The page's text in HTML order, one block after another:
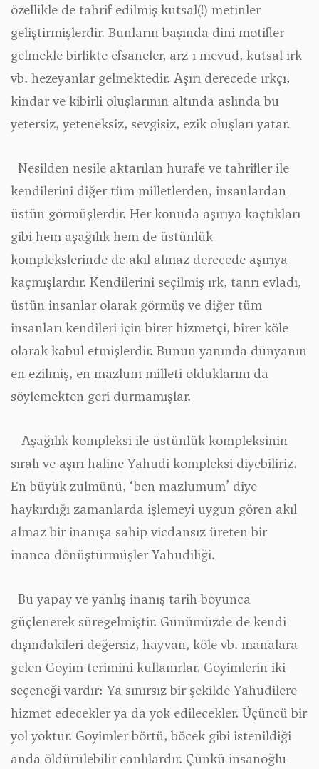
özellikle de tahrif edilmiş kutsal(!) metinler
geliştirmişlerdir. Bunların başında dini motifler
gelmekle birlikte efsaneler, arz-ı mevud, kutsal ırk
vb. hezeyanlar gelmektedir. Aşırı derecede ırkçı,
kindar ve kibirli oluşlarının altında aslında bu
yetersiz, yeteneksiz, sevgisiz, ezik oluşları yatar.
Nesilden nesile aktarılan hurafe ve tahrifler ile
kendilerini diğer tüm milletlerden, insanlardan
üstün görmüşlerdir. Her konuda aşırıya kaçtıkları
gibi hem aşağılık hem de üstünlük
komplekslerinde de akıl almaz derecede aşırıya
kaçmışlardır. Kendilerini seçilmiş ırk, tanrı evladı,
üstün insanlar olarak görmüş ve diğer tüm
insanları kendileri için birer hizmetçi, birer köle
olarak kabul etmişlerdir. Bunun yanında dünyanın
en ezilmiş, en mazlum milleti olduklarını da
söylemekten geri durmamışlar.
Aşağılık kompleksi ile üstünlük kompleksinin
sıralı ve aşırı haline Yahudi kompleksi diyebiliriz.
En büyük zulmünü, ‘ben mazlumum’ diye
haykırdığı zamanlarda işlemeyi uygun gören akıl
almaz bir inanışa sahip vicdansız üreten bir
inanca dönüştürmüşler Yahudiliği.
Bu yapay ve yanlış inanış tarih boyunca
güçlenerek süregelmiştir. Günümüzde de kendi
dışındakileri değersiz, hayvan, köle vb. manalara
gelen Goyim terimini kullanırlar. Goyimlerin iki
seçeneği vardır: Ya sınırsız bir şekilde Yahudilere
hizmet edecekler ya da yok edilecekler. Üçüncü bir
yol yoktur. Goyimler börtü, böcek gibi istenildiği
anda öldürülebilir canlılardır. Çünkü insanoğlu